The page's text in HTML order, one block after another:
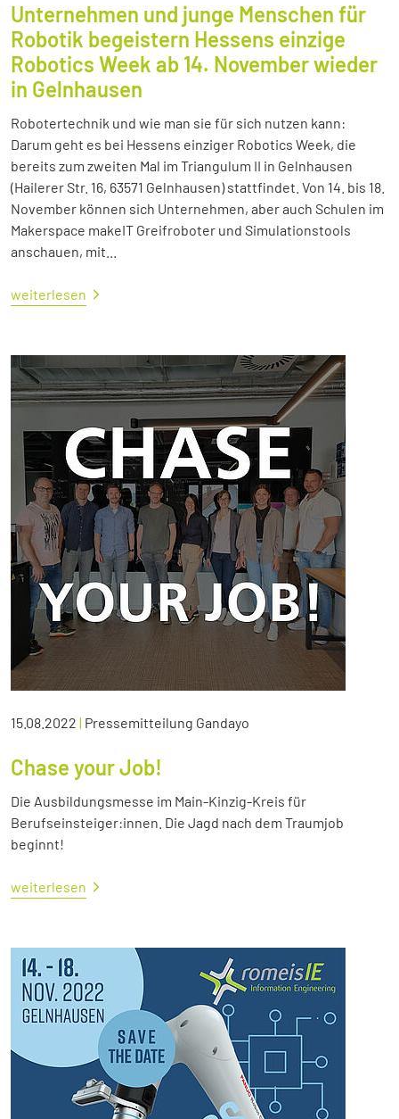
Unternehmen und junge Menschen für
Robotik begeistern Hessens einzige
Robotics Week ab 14. November wieder
in Gelnhausen
Robotertechnik und wie man sie für sich nutzen kann:
Darum geht es bei Hessens einziger Robotics Week, die
bereits zum zweiten Mal im Triangulum II in Gelnhausen
(Hailerer Str. 16, 63571 Gelnhausen) stattfindet. Von 14. bis 18.
November können sich Unternehmen, aber auch Schulen im
Makerspace makeIT Greifroboter und Simulationstools
anschauen, mit...
weiterlesen
15.08.2022 | Pressemitteilung Gandayo
Chase your Job!
Die Ausbildungsmesse im Main-Kinzig-Kreis für
Berufseinsteiger:innen. Die Jagd nach dem Traumjob
beginnt!
weiterlesen